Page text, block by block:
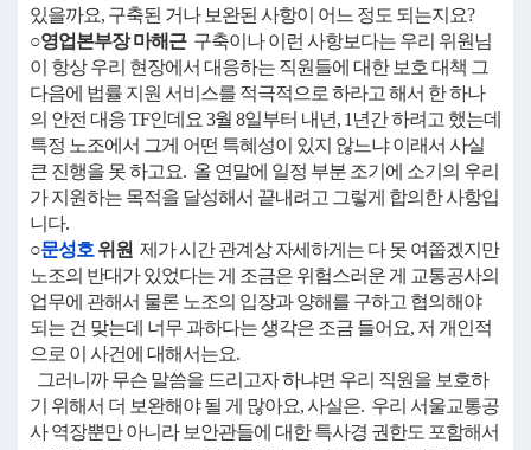
있을까요, 구축된 거나 보완된 사항이 어느 정도 되는지요?
○영업본부장 마해근구축이나 이런 사항보다는 우리 위원님
이 항상 우리 현장에서 대응하는 직원들에 대한 보호 대책 그
다음에 법률 지원 서비스를 적극적으로 하라고 해서 한 하나
의 안전 대응 TF인데요 3월 8일부터 내년, 1년간 하려고 했는데
특정 노조에서 그게 어떤 특혜성이 있지 않느냐 이래서 사실
큰 진행을 못 하고요. 올 연말에 일정 부분 조기에 소기의 우리
가 지원하는 목적을 달성해서 끝내려고 그렇게 합의한 사항입
니다.
○문성호 위원 제가 시간 관계상 자세하게는 다 못 여쭙겠지만
노조의 반대가 있었다는 게 조금은 위험스러운 게 교통공사의
업무에 관해서 물론 노조의 입장과 양해를 구하고 협의해야
되는 건 맞는데 너무 과하다는 생각은 조금 들어요, 저 개인적
으로 이 사건에 대해서는요.
그러니까 무슨 말씀을 드리고자 하냐면 우리 직원을 보호하
기 위해서 더 보완해야 될 게 많아요, 사실은. 우리 서울교통공
사 역장뿐만 아니라 보안관들에 대한 특사경 권한도 포함해서